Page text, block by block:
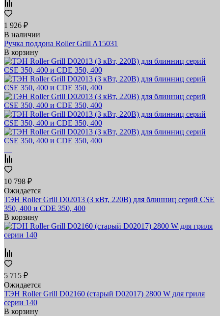
1 926 ₽
В наличии
Ручка поддона Roller Grill A15031
В корзину
10 798 ₽
Ожидается
ТЭН Roller Grill D02013 (3 кВт, 220В) для блинниц серий CSE
350, 400 и CDE 350, 400
В корзину
5 715 ₽
Ожидается
ТЭН Roller Grill D02160 (старый D02017) 2800 W для гриля
серии 140
В корзину